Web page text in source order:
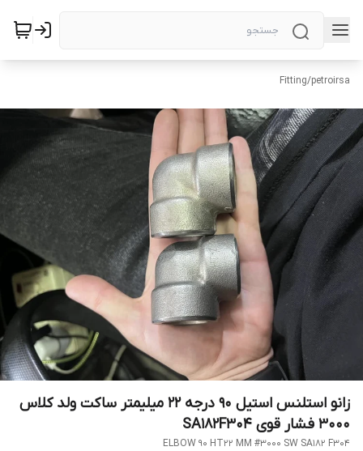
petroirsa
/
Fitting
زانو استلنس استیل 90 درجه 22 میلیمتر ساکت ولد کلاس
3000 فشار قوی SA182F304
ELBOW 90 HT22 MM #3000 SW SA182 F304